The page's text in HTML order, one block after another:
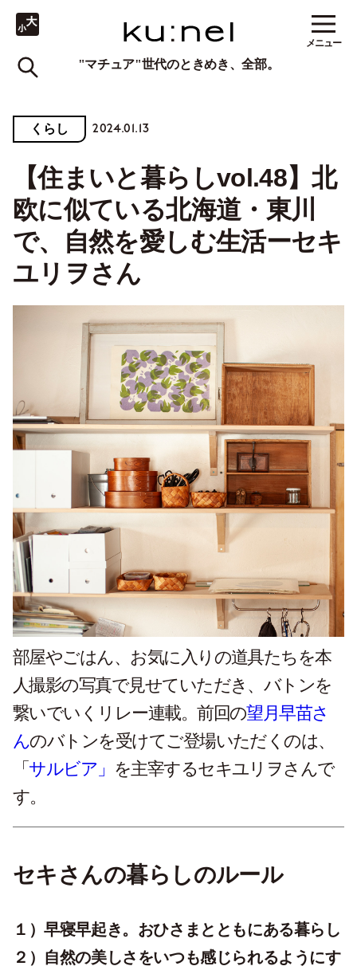
"マチュア"世代のときめき、全部。
メニュー
くらし 2024.01.13
【住まいと暮らしvol.48】北
欧に似ている北海道・東川
で、自然を愛しむ生活ーセキ
ユリヲさん
部屋やごはん、お気に入りの道具たちを本
人撮影の写真で見せていただき、バトンを
繋いでいくリレー連載。前回の望月早苗さ
んのバトンを受けてご登場いただくのは、
「 サルビア」 を主宰するセキユリヲさんで
す。
セキさんの暮らしのルール
１）早寝早起き。おひさまとともにある暮らし
２）自然の美しさをいつも感じられるようにす